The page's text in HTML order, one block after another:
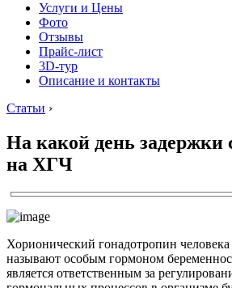
Услуги и Цены
Фото
Отзывы
Прайс-лист
3D-тур
Описание и контакты
Статьи ›
На какой день задержки
на ХГЧ
Хорионический гонадотропин
называют особым гормоном
является ответственным за